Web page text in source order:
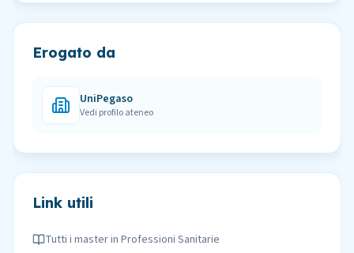
Erogato da
UniPegaso
Vedi profilo ateneo
Link utili
Tutti i master in Professioni Sanitarie